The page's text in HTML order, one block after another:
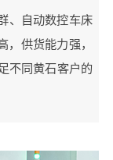
、自动数控车床
，供货能力强，
不同黄石客户的